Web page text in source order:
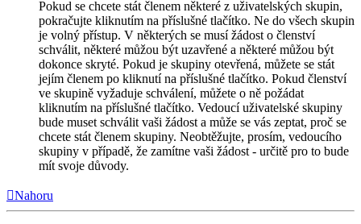
Pokud se chcete stát členem některé z uživatelských skupin,
pokračujte kliknutím na příslušné tlačítko. Ne do všech skupin
je volný přístup. V některých se musí žádost o členství
schválit, některé můžou být uzavřené a některé můžou být
dokonce skryté. Pokud je skupiny otevřená, můžete se stát
jejím členem po kliknutí na příslušné tlačítko. Pokud členství
ve skupině vyžaduje schválení, můžete o ně požádat
kliknutím na příslušné tlačítko. Vedoucí uživatelské skupiny
bude muset schválit vaši žádost a může se vás zeptat, proč se
chcete stát členem skupiny. Neobtěžujte, prosím, vedoucího
skupiny v případě, že zamítne vaši žádost - určitě pro to bude
mít svoje důvody.
Nahoru